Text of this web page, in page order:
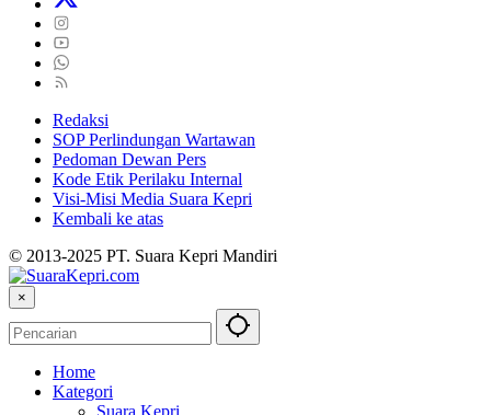
Redaksi
SOP Perlindungan Wartawan
Pedoman Dewan Pers
Kode Etik Perilaku Internal
Visi-Misi Media Suara Kepri
Kembali ke atas
© 2013-2025 PT. Suara Kepri Mandiri
×
Home
Kategori
Suara Kepri